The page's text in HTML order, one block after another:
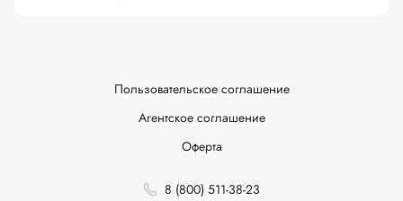
Пользовательское соглашение
Агентское соглашение
Оферта
8 (800) 511-38-23